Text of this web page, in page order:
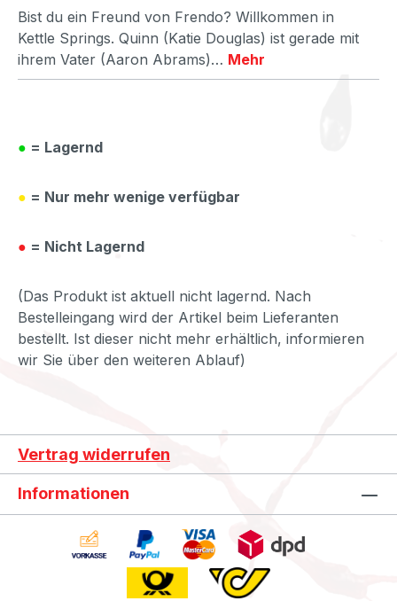
Bist du ein Freund von Frendo? Willkommen in
Kettle Springs. Quinn (Katie Douglas) ist gerade mit
ihrem Vater (Aaron Abrams)… Mehr
● = Lagernd
● = Nur mehr wenige verfügbar
● = Nicht Lagernd
(Das Produkt ist aktuell nicht lagernd. Nach
Bestelleingang wird der Artikel beim Lieferanten
bestellt. Ist dieser nicht mehr erhältlich, informieren
wir Sie über den weiteren Ablauf)
Vertrag widerrufen
Informationen